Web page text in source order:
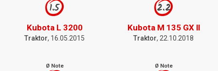
1.5
Kubota L 3200
Traktor, 16.05.2015
2.2
Kubota M 135 GX ll
Traktor, 22.10.2018
Ø Note Ø Note